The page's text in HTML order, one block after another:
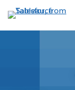
to
main